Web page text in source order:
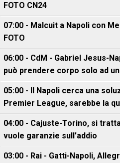
FOTO CN24
07:00 - Malcuit a Napoli con
FOTO
06:00 - CdM - Gabriel Jesus-
può prendere corpo solo ad
05:00 - Il Napoli cerca una
Premier League, sarebbe la
04:00 - Cajuste-Torino, si
vuole garanzie sull'addio
03:00 - Rai - Gatti-Napoli,